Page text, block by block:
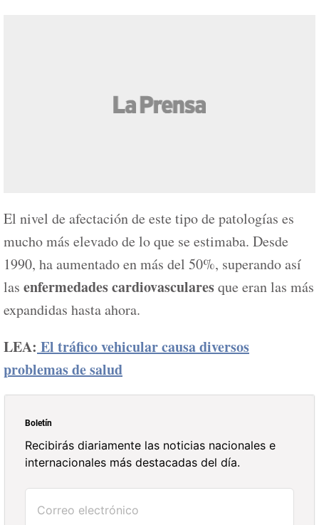
El nivel de afectación de este tipo de patologías es
mucho más elevado de lo que se estimaba. Desde
1990, ha aumentado en más del 50%, superando así
las enfermedades cardiovascularesque eran las más
expandidas hasta ahora.
LEA: El tráfico vehicular causa diversos
problemas de salud
Boletín
Recibirás diariamente las noticias nacionales e
internacionales más destacadas del día.